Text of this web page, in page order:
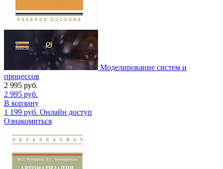
Моделирование систем и
процессов
2 995 руб.
2 995 руб.
В корзину
1 199 руб. Онлайн доступ
Ознакомиться